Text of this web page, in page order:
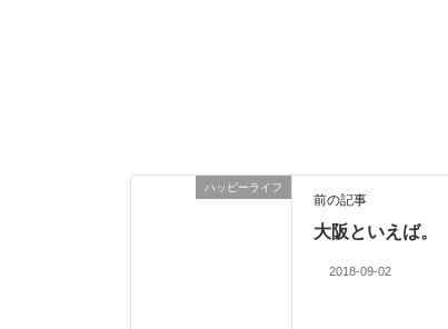
ハッピーライフ
前の記事
大阪といえば。
2018-09-02